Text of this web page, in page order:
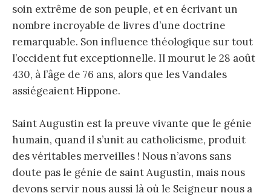
soin extrême de son peuple, et en écrivant un
nombre incroyable de livres d’une doctrine
remarquable. Son influence théologique sur tout
l’occident fut exceptionnelle. Il mourut le 28 août
430, à l’âge de 76 ans, alors que les Vandales
assiégeaient Hippone.
Saint Augustin est la preuve vivante que le génie
humain, quand il s’unit au catholicisme, produit
des véritables merveilles ! Nous n’avons sans
doute pas le génie de saint Augustin, mais nous
devons servir nous aussi là où le Seigneur nous a